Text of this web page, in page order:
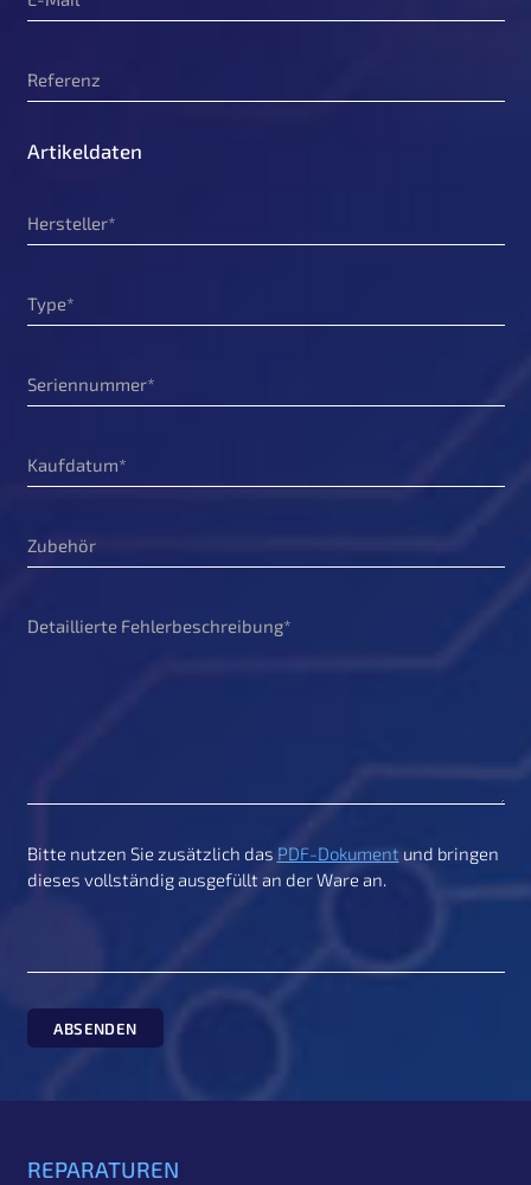
Referenz
Artikeldaten
Hersteller
Type
Seriennummer
Kaufdatum
Zubehör
Detaillierte Fehlerbeschreibung
Bitte nutzen Sie zusätzlich das PDF-Dokument und bringen
dieses vollständig ausgefüllt an der Ware an.
ABSENDEN
Footer
REPARATUREN